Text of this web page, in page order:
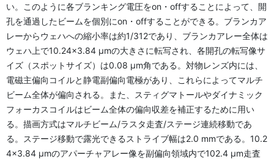
い。このように各ブランキング電圧をon・offすることによって、開
孔を通過したビームを個別にon・offすることができる。ブランカア
レーからウェハへの縮小率は約1/312であり、ブランカアレー全体は
ウェハ上で10.24×3.84 μmの大きさに転写され、各開孔の転写像サ
イズ（スポットサイズ）は0.08 μm角である。対物レンズ内には、
電磁主偏向コイルと静電副偏向電極があり、これらによってマルチ
ビーム全体が偏向される。また、スティグマトールやダイナミック
フォーカスコイルはビーム全体の偏向収差を補正するために用い
る。描画方式はマルチビーム/ラスタ走査/ステージ連続移動であ
る。ステージ移動で露光できるストライブ幅は2.0 mmである。10.2
4×3.84 μmのアパーチャアレー像を副偏向領域内で102.4 μm走査